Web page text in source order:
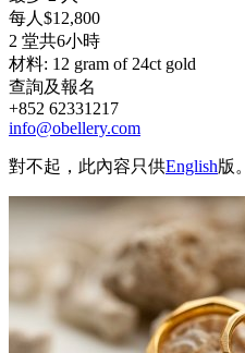
每人$12,800
2 堂共6小時
材料: 12 gram of 24ct gold
查詢及報名
+852 62331217
info@obellery.com
對不起，此內容只供English版。